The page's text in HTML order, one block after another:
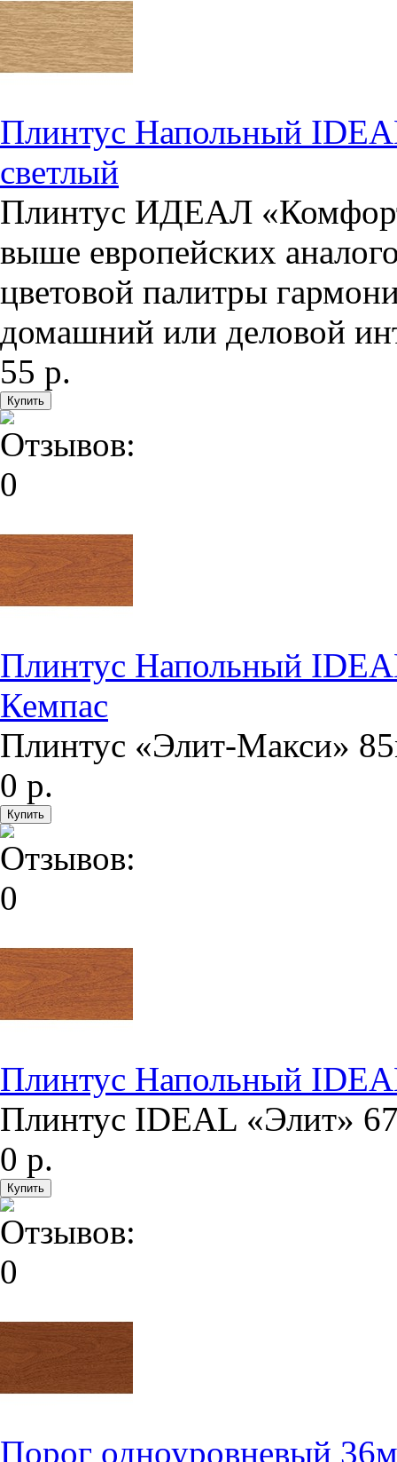
Плинтус Напольный
светлый
Плинтус ИДЕАЛ
выше европейских
цветовой палитры
домашний или деловой
55 р.
Плинтус Напольный
Кемпас
Плинтус «Элит-Макси»
0 р.
Плинтус Напольный
Плинтус IDEAL «Элит»
0 р.
Порог одноуровневый